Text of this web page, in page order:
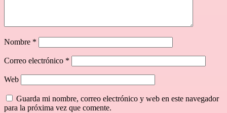
Nombre *
Correo electrónico *
Web
Guarda mi nombre, correo electrónico y web en este navegador
para la próxima vez que comente.